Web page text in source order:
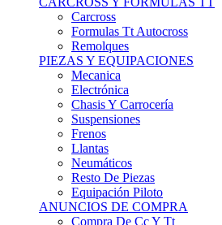
Carcross
Formulas Tt Autocross
Remolques
PIEZAS Y EQUIPACIONES
Mecanica
Electrónica
Chasis Y Carrocería
Suspensiones
Frenos
Llantas
Neumáticos
Resto De Piezas
Equipación Piloto
ANUNCIOS DE COMPRA
Compra De Cc Y Tt